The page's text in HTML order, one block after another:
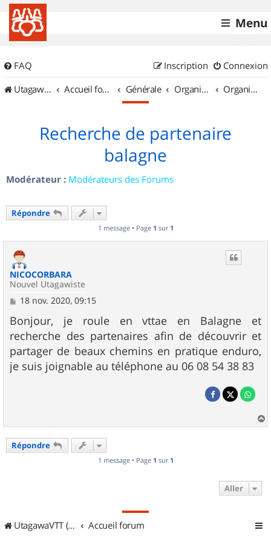
Menu
FAQ Connexion
Inscription
UtagawaVTT (Randos VTT et VTTAE avec traces GPS)
Accueil forum Générale Organisation de sorties & Recherche de partenaires Organisation de sorties en région Corse
Recherche de partenaire
balagne
Modérateur : Modérateurs des Forums
Répondre
1 message • Page 1 sur 1
NICOCORBARA
Nouvel Utagawiste
M
s
s
a
g
e
18 nov. 2020, 09:15
Bonjour, je roule en vttae en Balagne et
recherche des partenaires afin de découvrir et
partager de beaux chemins en pratique enduro,
je suis joignable au téléphone au 06 08 54 38 83
a
Répondre
1 message • Page 1 sur 1
Aller
UtagawaVTT (Randos VTT et VTTAE avec traces GPS) Accueil forum